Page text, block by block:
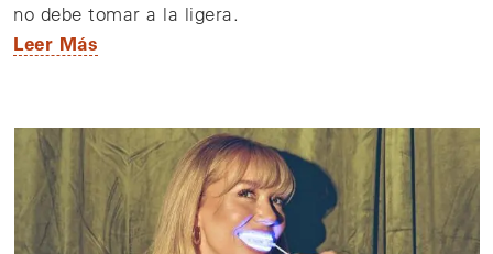
no debe tomar a la ligera.
Leer Más